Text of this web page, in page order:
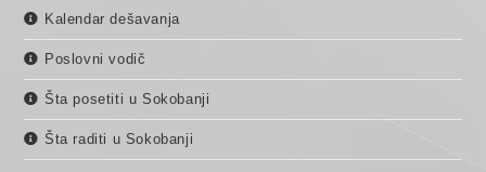
Kalendar dešavanja
Poslovni vodič
Šta posetiti u Sokobanji
Šta raditi u Sokobanji